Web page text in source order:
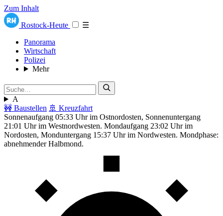
Zum Inhalt
Rostock-Heute
☰
Panorama
Wirtschaft
Polizei
Mehr
A
🚧 Baustellen 🚢 Kreuzfahrt
Sonnenaufgang 05:33 Uhr im Ostnordosten, Sonnenuntergang
21:01 Uhr im Westnordwesten. Mondaufgang 23:02 Uhr im
Nordosten, Monduntergang 15:37 Uhr im Nordwesten. Mondphase:
abnehmender Halbmond.